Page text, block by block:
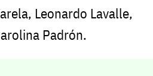
Leonardo Lavalle,
Padrón.